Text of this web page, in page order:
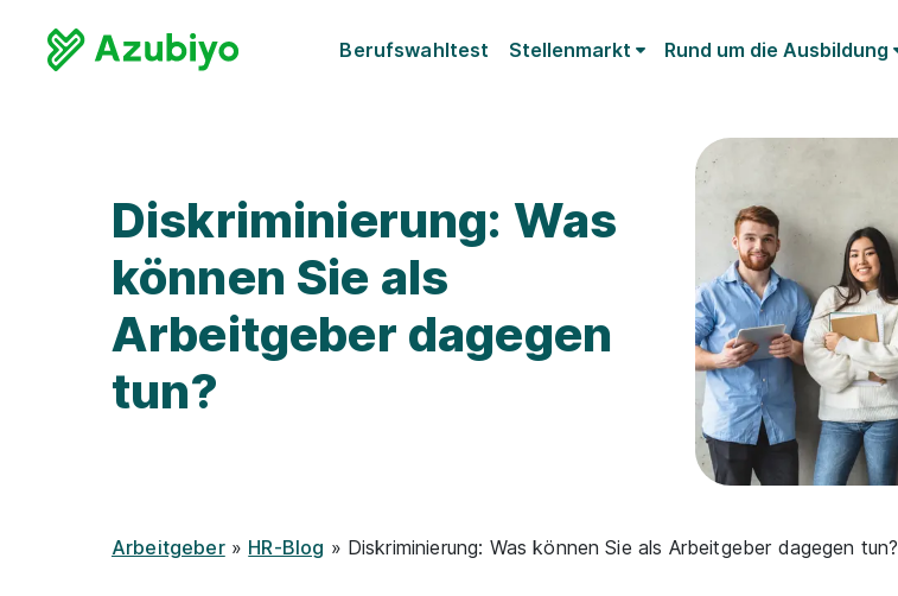
Berufswahltest Stellenmarkt Rund um die Ausbildung
Diskriminierung: Was
können Sie als
Arbeitgeber dagegen
tun?
Arbeitgeber» HR-Blog » Diskriminierung: Was können Sie als Arbeitgeber dagegen tun?